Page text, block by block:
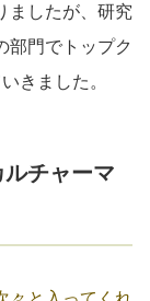
ましたが、研究
部門でトップク
きました。
チャーマ